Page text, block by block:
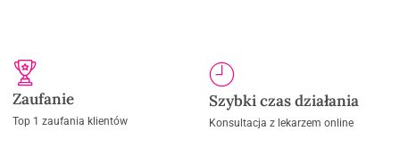
Zaufanie
Top 1 zaufania klientów
Szybki czas działania
Konsultacja z lekarzem online